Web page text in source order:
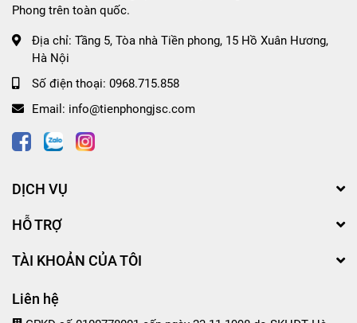
Phong trên toàn quốc.
Địa chỉ: Tầng 5, Tòa nhà Tiền phong, 15 Hồ Xuân Hương,
Hà Nội
Số điện thoại: 0968.715.858
Email: info@tienphongjsc.com
DỊCH VỤ
HỖ TRỢ
TÀI KHOẢN CỦA TÔI
Liên hệ